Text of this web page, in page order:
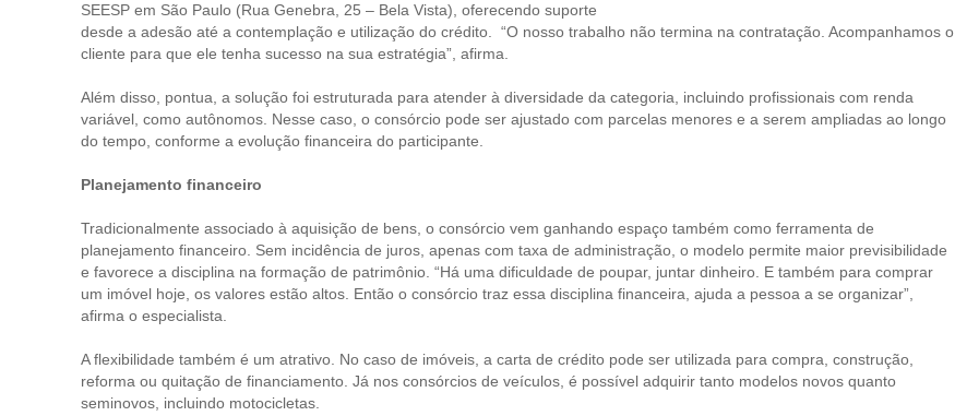
SEESP em São Paulo (Rua Genebra, 25 – Bela Vista), oferecendo suporte
desde a adesão até a contemplação e utilização do crédito. “O nosso trabalho não termina na contratação. Acompanhamos o
cliente para que ele tenha sucesso na sua estratégia”, afirma.
Além disso, pontua, a solução foi estruturada para atender à diversidade da categoria, incluindo profissionais com renda
variável, como autônomos. Nesse caso, o consórcio pode ser ajustado com parcelas menores e a serem ampliadas ao longo
do tempo, conforme a evolução financeira do participante.
Planejamento financeiro
Tradicionalmente associado à aquisição de bens, o consórcio vem ganhando espaço também como ferramenta de
planejamento financeiro. Sem incidência de juros, apenas com taxa de administração, o modelo permite maior previsibilidade
e favorece a disciplina na formação de patrimônio. “Há uma dificuldade de poupar, juntar dinheiro. E também para comprar
um imóvel hoje, os valores estão altos. Então o consórcio traz essa disciplina financeira, ajuda a pessoa a se organizar”,
afirma o especialista.
A flexibilidade também é um atrativo. No caso de imóveis, a carta de crédito pode ser utilizada para compra, construção,
reforma ou quitação de financiamento. Já nos consórcios de veículos, é possível adquirir tanto modelos novos quanto
seminovos, incluindo motocicletas.